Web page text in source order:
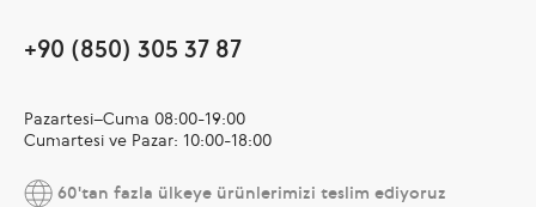
+90 (850) 305 37 87
Pazartesi–Cuma 08:00-19:00
Cumartesi ve Pazar: 10:00-18:00
60'tan fazla ülkeye ürünlerimizi teslim ediyoruz